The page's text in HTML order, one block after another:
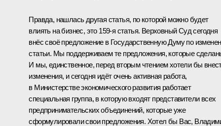
Правда, нашлась другая статья, по которой можно будет
влиять на бизнес, это 159‑я статья. Верховный Суд сегодня
внёс своё предложение в Государственную Думу по
статьи. Мы поддерживаем те предложения, которые
И мы, единственное, перед вторым чтением хотели бы
изменения, и сегодня идёт очень активная работа,
в Министерстве экономического развития работает
специальная группа, в которую входят представители всех
предпринимательских объединений, которые уже
сформулировали свои предложения. Хотел бы Вас,